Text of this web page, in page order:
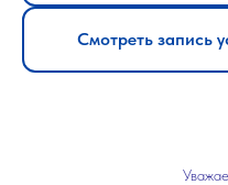
Смотреть запись